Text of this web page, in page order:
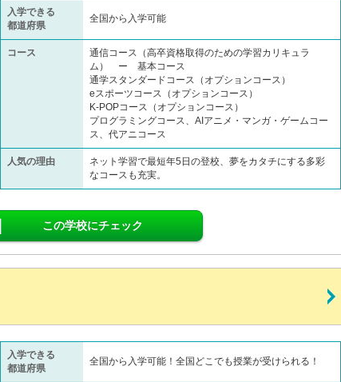
入学できる
都道府県
全国から入学可能
コース
通信コース（高卒資格取得のための学習カリキュラ
ム） ー 基本コース
通学スタンダードコース（オプションコース）
eスポーツコース（オプションコース）
K-POPコース（オプションコース）
プログラミングコース、AIアニメ・マンガ・ゲームコー
ス、代アニコース
人気の理由
ネット学習で最短年5日の登校、夢をカタチにする多彩
なコースも充実。
この学校にチェック
入学できる
都道府県
全国から入学可能！全国どこでも授業が受けられる！